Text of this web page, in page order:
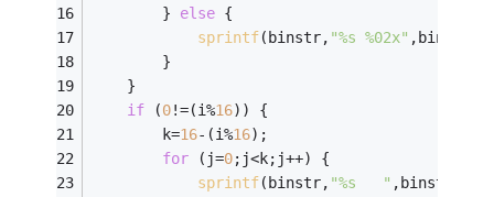
        }
else {
sprintf(binstr, "%s %02x" ,binstr,(
        }
    }
if (0!=(i%16)) {
        k=
16-(i%16);
for (j=0;j<k;j++) {
sprintf(binstr, "%s   " ,binstr);